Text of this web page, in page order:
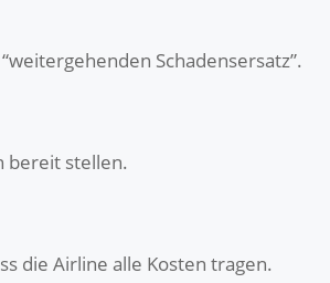
Schadensersatz”.
bereit stellen.
die Airline alle Kosten tragen.